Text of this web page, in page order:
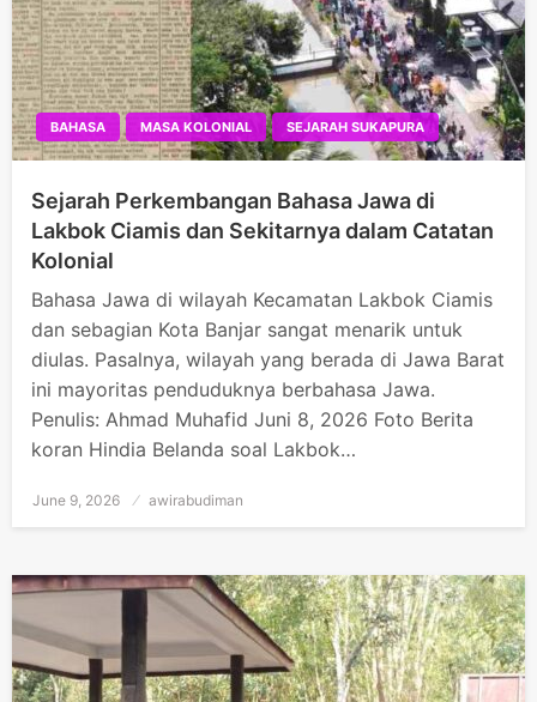
BAHASA MASA KOLONIAL SEJARAH SUKAPURA
Sejarah Perkembangan Bahasa Jawa di
Lakbok Ciamis dan Sekitarnya dalam Catatan
Kolonial
Bahasa Jawa di wilayah Kecamatan Lakbok Ciamis
dan sebagian Kota Banjar sangat menarik untuk
diulas. Pasalnya, wilayah yang berada di Jawa Barat
ini mayoritas penduduknya berbahasa Jawa.
Penulis: Ahmad Muhafid Juni 8, 2026 Foto Berita
koran Hindia Belanda soal Lakbok…
Posted
June 9, 2026 awirabudiman